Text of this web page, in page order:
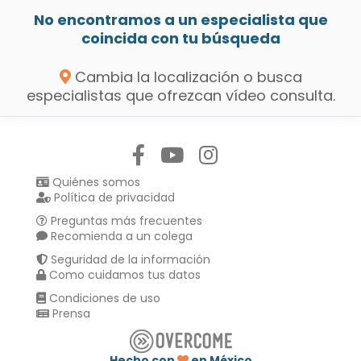
No encontramos a un especialista que
coincida con tu búsqueda
Cambia la localización o busca
especialistas que ofrezcan vídeo consulta.
Quiénes somos
Política de privacidad
Preguntas más frecuentes
Recomienda a un colega
Seguridad de la información
Como cuidamos tus datos
Condiciones de uso
Prensa